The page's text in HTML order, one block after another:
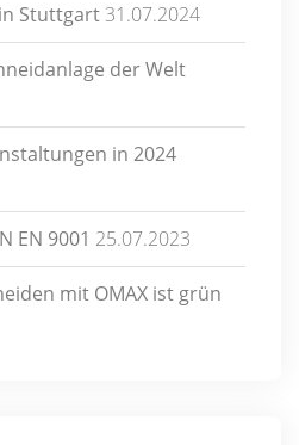
Stuttgart 31.07.2024
der Welt
in 2024
EN 9001 25.07.2023
mit OMAX ist grün